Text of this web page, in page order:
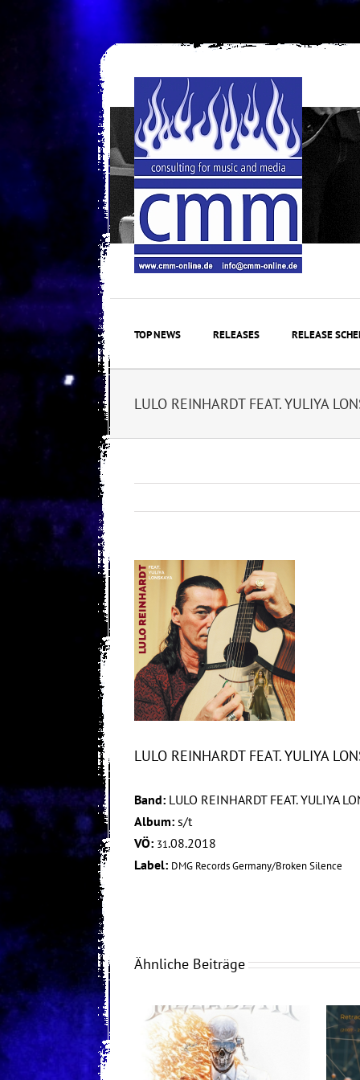
TOP NEWS RELEASES RELEASE
LULO REINHARDT FEAT. YULIYA
View
Larger
Image
LULO REINHARDT FEAT. YULIYA
Band: LULO REINHARDT FEAT. YULIYA
Album: s/t
VÖ: 31.08.2018
Label: DMG Records Germany/Broken Silence
Ähnliche Beiträge